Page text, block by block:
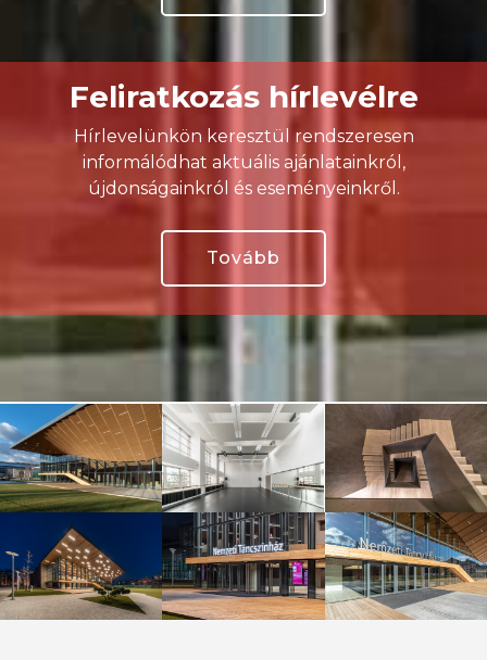
Feliratkozás hírlevélre
Hírlevelünkön keresztül rendszeresen
informálódhat aktuális ajánlatainkról,
újdonságainkról és eseményeinkről.
Tovább